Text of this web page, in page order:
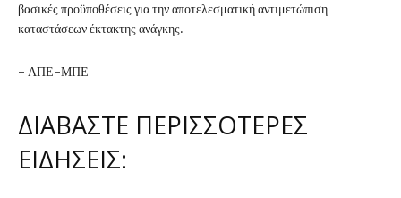
βασικές προϋποθέσεις για την αποτελεσματική αντιμετώπιση
καταστάσεων έκτακτης ανάγκης.
- ΑΠΕ-ΜΠΕ
ΔΙΑΒΑΣΤΕ ΠΕΡΙΣΣΟΤΕΡΕΣ
ΕΙΔΗΣΕΙΣ: